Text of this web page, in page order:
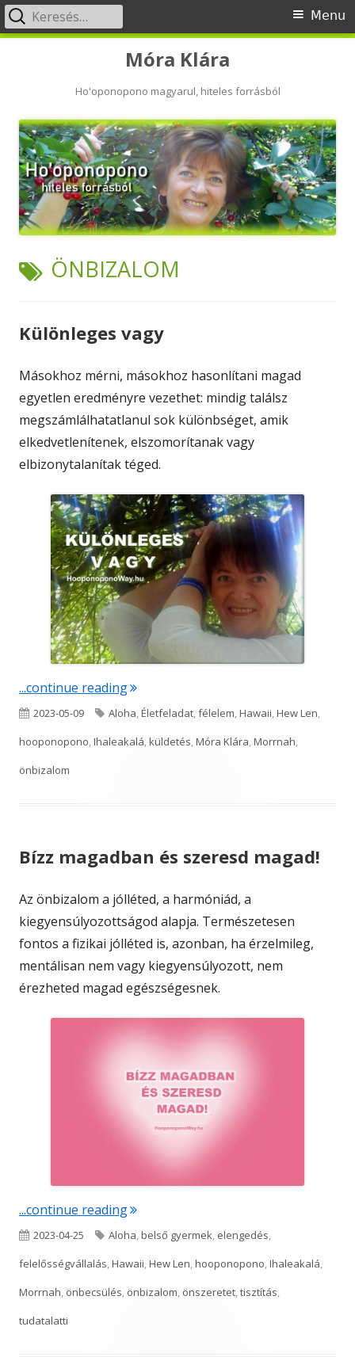
Móra Klára
Ho'oponopono magyarul, hiteles forrásból
Primary
Menu
Keresés:
TAG:
ÖNBIZALOM
Különleges vagy
Másokhoz mérni, másokhoz hasonlítani magad
egyetlen eredményre vezethet: mindig találsz
megszámlálhatatlanul sok különbséget, amik
elkedvetlenítenek, elszomorítanak vagy
elbizonytalanítak téged.
...continue reading"Különleges vagy"
Published
on
2023-05-09 Tags
Aloha,Életfeladat,félelem,Hawaii,Hew Len,
hooponopono,Ihaleakalá,küldetés,Móra Klára,Morrnah,
önbizalom
Bízz magadban és szeresd magad!
Az önbizalom a jólléted, a harmóniád, a
kiegyensúlyozottságod alapja. Természetesen
fontos a fizikai jólléted is, azonban, ha érzelmileg,
mentálisan nem vagy kiegyensúlyozott, nem
érezheted magad egészségesnek.
...continue reading"Bízz magadban és szeresd magad!"
Published
on
2023-04-25 Tags
Aloha,belső gyermek, elengedés,
felelősségvállalás,Hawaii,Hew Len,hooponopono,Ihaleakalá,
Morrnah, önbecsülés, önbizalom, önszeretet,tisztítás,
tudatalatti